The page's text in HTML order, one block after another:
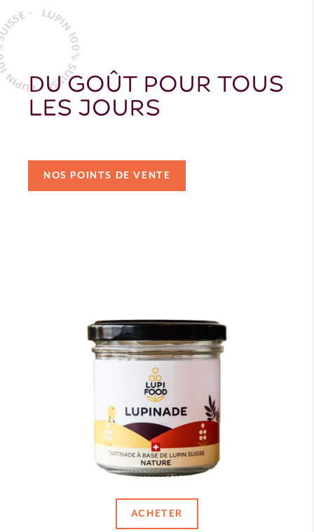
- LUPIN 100% SUISSE -
DU GOÛT POUR TOUS
LES JOURS
NOS POINTS DE VENTE
ACHETER